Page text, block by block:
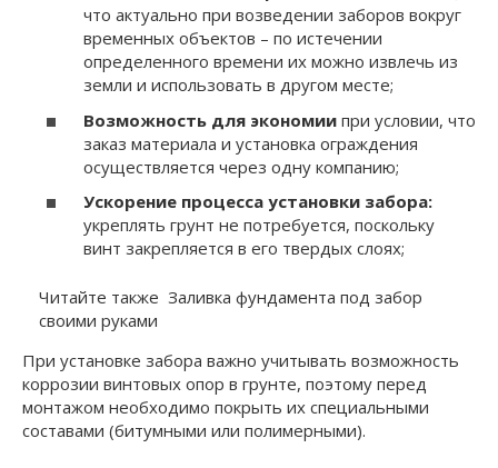
что актуально при возведении заборов вокруг
временных объектов – по истечении
определенного времени их можно извлечь из
земли и использовать в другом месте;
Возможность для экономии при условии, что
заказ материала и установка ограждения
осуществляется через одну компанию;
Ускорение процесса установки забора:
укреплять грунт не потребуется, поскольку
винт закрепляется в его твердых слоях;
Читайте также Заливка фундамента под забор
своими руками
При установке забора важно учитывать возможность
коррозии винтовых опор в грунте, поэтому перед
монтажом необходимо покрыть их специальными
составами (битумными или полимерными).